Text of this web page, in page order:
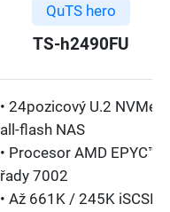
QuTS hero
TS-h2490FU
• 24pozicový U.2 NVMe
all-flash NAS
• Procesor AMD EPYC™
řady 7002
• Až 661K / 245K iSCSI